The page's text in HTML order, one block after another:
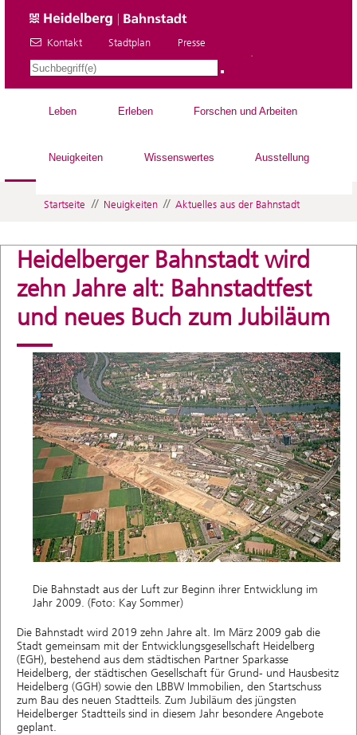
Kontakt Stadtplan Presse
Leben Erleben Forschen und Arbeiten
Neuigkeiten Wissenswertes Ausstellung
Startseite // Neuigkeiten // Aktuelles aus der Bahnstadt
Heidelberger Bahnstadt wird
zehn Jahre alt: Bahnstadtfest
und neues Buch zum Jubiläum
Die Bahnstadt aus der Luft zur Beginn ihrer Entwicklung im
Jahr 2009. (Foto: Kay Sommer)
Die Bahnstadt wird 2019 zehn Jahre alt. Im März 2009 gab die
Stadt gemeinsam mit der Entwicklungsgesellschaft Heidelberg
(EGH), bestehend aus dem städtischen Partner Sparkasse
Heidelberg, der städtischen Gesellschaft für Grund- und Hausbesitz
Heidelberg (GGH) sowie den LBBW Immobilien, den Startschuss
zum Bau des neuen Stadtteils. Zum Jubiläum des jüngsten
Heidelberger Stadtteils sind in diesem Jahr besondere Angebote
geplant.